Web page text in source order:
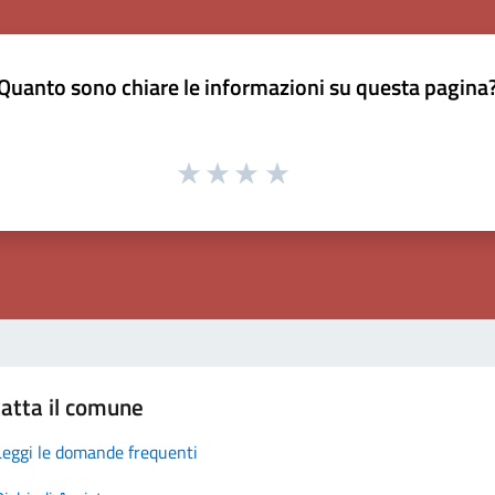
sono chiare le informazioni su questa
il comune
le domande frequenti